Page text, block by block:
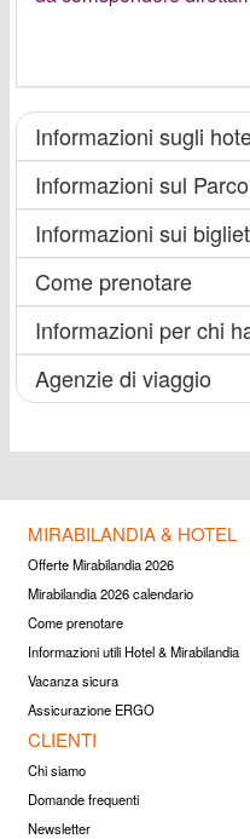
Informazioni sugli
Informazioni sul Parco
Informazioni sui
Come prenotare
Informazioni per chi
Agenzie di viaggio
MIRABILANDIA & HOTEL
Offerte Mirabilandia 2026
Mirabilandia 2026 calendario
Come prenotare
Informazioni utili Hotel & Mirabilandia
Vacanza sicura
Assicurazione ERGO
CLIENTI
Chi siamo
Domande frequenti
Newsletter